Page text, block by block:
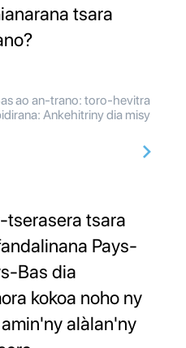
tsara
ao an-trano: toro-hevitra
Ankehitriny dia misy
tserasera tsara
Pays-
Bas dia
kokoa noho ny
alàlan'ny